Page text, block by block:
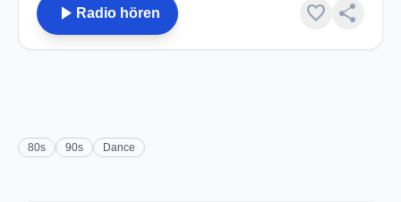
play_arrow Radio hören favorite share
80s 90s Dance